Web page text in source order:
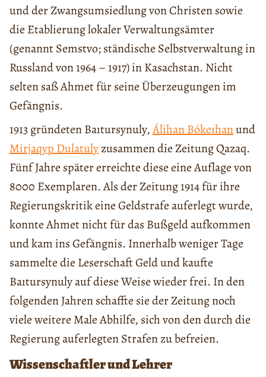
und der Zwangsumsiedlung von Christen sowie
die Etablierung lokaler Verwaltungsämter
(genannt Semstvo; ständische Selbstverwaltung in
Russland von 1964 – 1917) in Kasachstan. Nicht
selten saß Ahmet für seine Überzeugungen im
Gefängnis.
1913 gründeten Baıtursynuly,Álihan Bókeıhanund
Mirjaqyp Dulatulyzusammen die Zeitung Qazaq.
Fünf Jahre später erreichte diese eine Auflage von
8000 Exemplaren. Als der Zeitung 1914 für ihre
Regierungskritik eine Geldstrafe auferlegt wurde,
konnte Ahmet nicht für das Bußgeld aufkommen
und kam ins Gefängnis. Innerhalb weniger Tage
sammelte die Leserschaft Geld und kaufte
Baıtursynuly auf diese Weise wieder frei. In den
folgenden Jahren schaffte sie der Zeitung noch
viele weitere Male Abhilfe, sich von den durch die
Regierung auferlegten Strafen zu befreien.
Wissenschaftler und Lehrer